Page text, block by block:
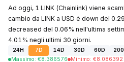
Ad oggi, 1 LINK (Chainlink) viene
cambio da LINK a USD è down del
decreased del 0.06% nell'ultima
4.01% negli ultimi 30 giorni.
24H 7D 14D 30D 60D
Massimo: €8.386576 Minimo: €8.086392